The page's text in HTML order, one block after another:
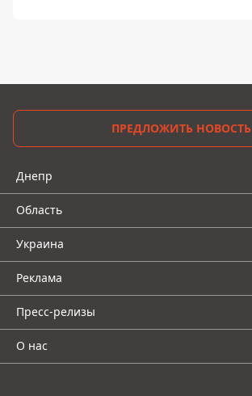
ПРЕДЛОЖИТЬ НОВОСТЬ
Днепр
Область
Украина
Реклама
Пресс-релизы
О нас